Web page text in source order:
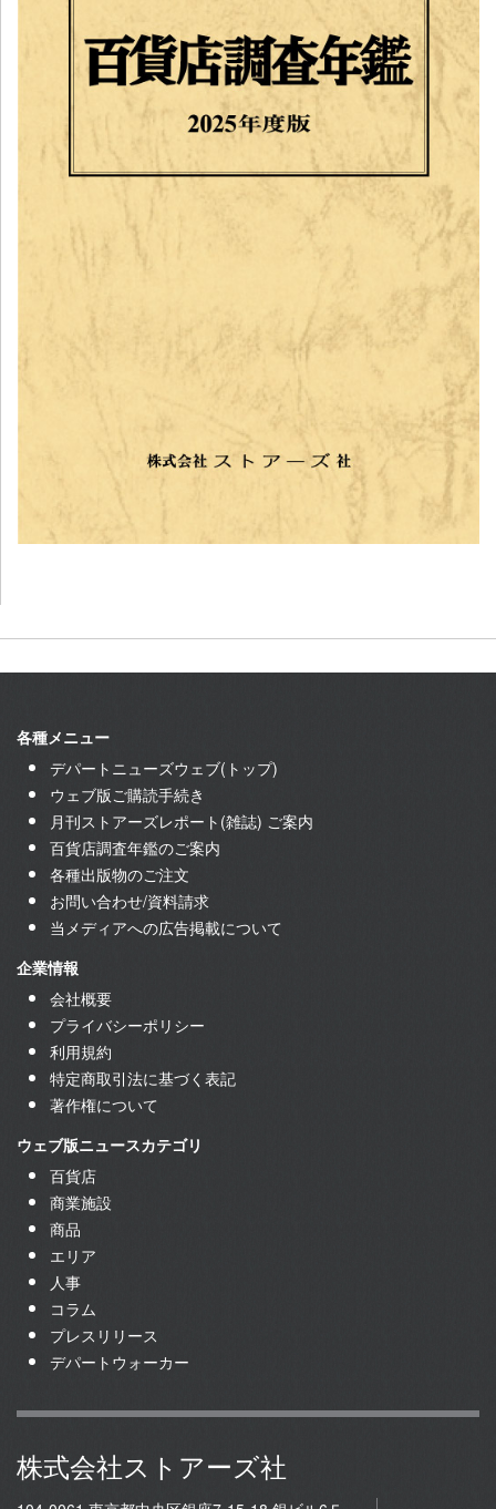
各種メニュー
デパートニューズウェブ(トップ)
ウェブ版ご購読手続き
月刊ストアーズレポート(雑誌) ご案内
百貨店調査年鑑のご案内
各種出版物のご注文
お問い合わせ/資料請求
当メディアへの広告掲載について
企業情報
会社概要
プライバシーポリシー
利用規約
特定商取引法に基づく表記
著作権について
ウェブ版ニュースカテゴリ
百貨店
商業施設
商品
エリア
人事
コラム
プレスリリース
デパートウォーカー
株式会社ストアーズ社